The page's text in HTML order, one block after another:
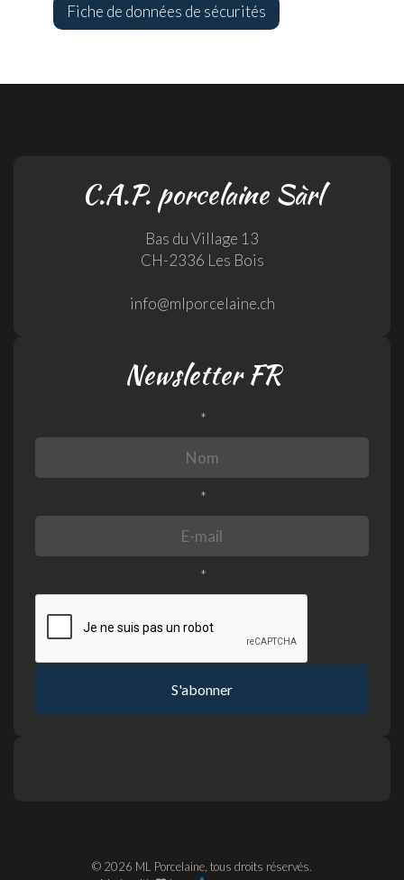
Fiche de données de sécurités
C.A.P. porcelaine Sàrl
Bas du Village 13
CH-2336 Les Bois
info@mlporcelaine.ch
Newsletter FR
*
*
*
S'abonner
© 2026 ML Porcelaine, tous droits réservés.